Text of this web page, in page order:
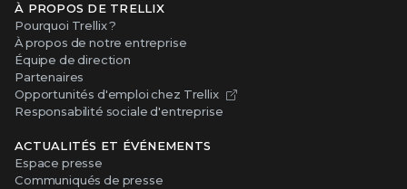
À PROPOS DE TRELLIX
Pourquoi Trellix ?
À propos de notre entreprise
Équipe de direction
Partenaires
Opportunités d'emploi chez Trellix
Responsabilité sociale d'entreprise
ACTUALITÉS ET ÉVÉNEMENTS
Espace presse
Communiqués de presse